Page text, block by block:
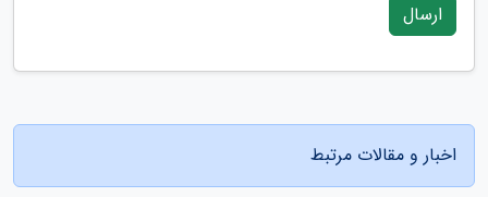
ارسال
اخبار و مقالات مرتبط